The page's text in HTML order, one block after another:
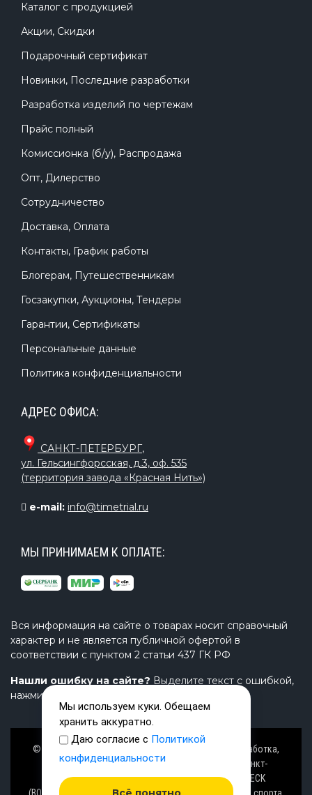
Каталог с продукцией
Акции, Скидки
Подарочный сертификат
Новинки, Последние разработки
Разработка изделий по чертежам
Прайс полный
Комиссионка (б/у), Распродажа
Опт, Дилерство
Сотрудничество
Доставка, Оплата
Контакты, График работы
Блогерам, Путешественникам
Госзакупки, Аукционы, Тендеры
Гарантии, Сертификаты
Персональные данные
Политика конфиденциальности
АДРЕС ОФИСА:
САНКТ-ПЕТЕРБУРГ,
ул. Гельсингфорсская, д.3, оф. 535
(территория завода «Красная Нить»)
e-mail: info@timetrial.ru
МЫ ПРИНИМАЕМ К ОПЛАТЕ:
Вся информация на сайте о товарах носит справочный
характер и не является публичной офертой в
соответствии с пунктом 2 статьи 437 ГК РФ
Нашли ошибку на сайте? Выделите текст с ошибкой,
нажмите Ctrl+Enter и напишите нам.
© Завод TimeTrial (ТаймТриал) - производство, разработка,
проектирование надувных изделий, товаров в Санкт-
Петербурге с 2000 г. из ПВХ (PVC), ТПУ (TPU), AIRDECK
Мы используем куки. Обещаем
хранить аккуратно.
Даю согласие с Политикой
конфиденциальности